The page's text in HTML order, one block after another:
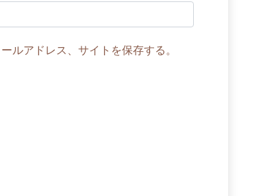
ルアドレス、サイトを保存する。